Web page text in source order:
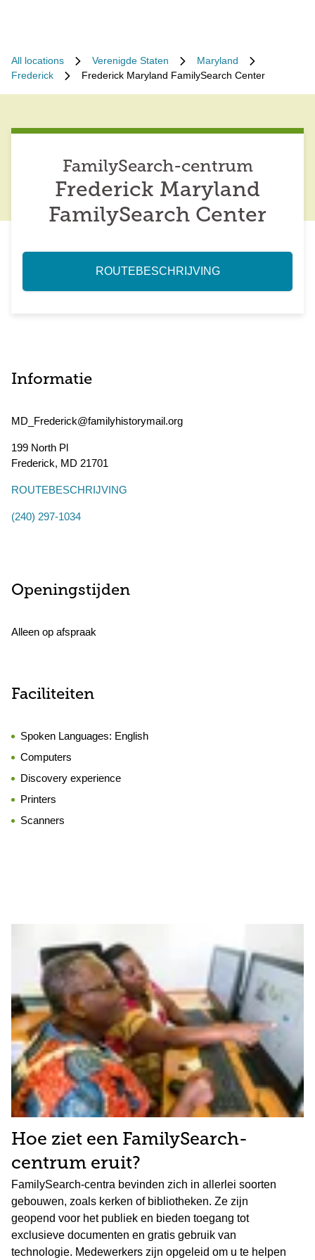
All locations Verenigde Staten
Maryland
Frederick
Frederick Maryland FamilySearch Center
FamilySearch-centrum
Frederick Maryland
FamilySearch Center
ROUTEBESCHRIJVING
Informatie
MD_Frederick@familyhistorymail.org
199 North Pl
Frederick, MD 21701
ROUTEBESCHRIJVING
(240) 297-1034
Openingstijden
Alleen op afspraak
Faciliteiten
Spoken Languages: English
Computers
Discovery experience
Printers
Scanners
Hoe ziet een FamilySearch-
centrum eruit?
FamilySearch-centra bevinden zich in allerlei soorten
gebouwen, zoals kerken of bibliotheken. Ze zijn
geopend voor het publiek en bieden toegang tot
exclusieve documenten en gratis gebruik van
technologie. Medewerkers zijn opgeleid om u te helpen